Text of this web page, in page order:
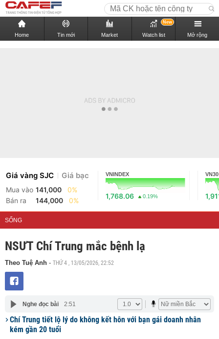
Home Tin mới Market Watch list
New
Mở rộng
Giá vàng SJC Giá bạc
Mua vào 141,000
0%
Bán ra
144,000 0%
VNINDEX
1,768.06 0.19%
VN30
SỐNG
NSƯT Chí Trung mắc bệnh lạ
Theo Tuệ Anh - THỨ 4 , 13/05/2026, 22:52
Nghe đọc bài 2:51
Chí Trung tiết lộ lý do không kết hôn với bạn gái doanh nhân
kém gần 20 tuổi